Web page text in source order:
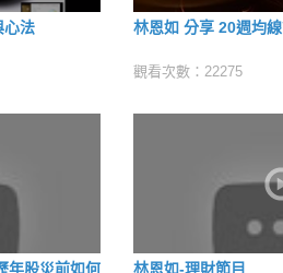
心法 林恩如 分享 20週均
觀看次數：22275
年股災前如何 林恩如-理財節目